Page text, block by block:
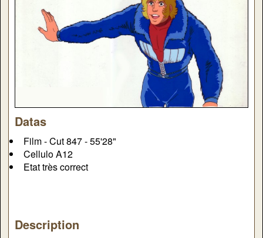
Datas
Film - Cut 847 - 55'28"
Cellulo A12
Etat très correct
Description